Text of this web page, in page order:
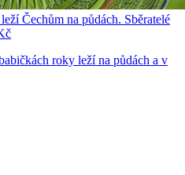
Čechům na půdách. Sběratelé
roky leží na půdách a v